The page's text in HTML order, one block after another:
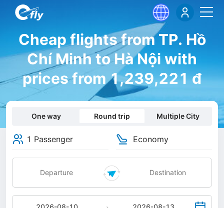
Cheap flights from TP. Hồ
Chí Minh to Hà Nội with
prices from 1,239,221 đ
One way Round trip Multiple City
1 Passenger Economy